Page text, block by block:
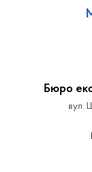
Бюро
вул.